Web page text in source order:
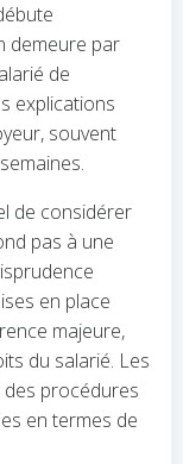
demeure par
de
explications
souvent
de considérer
pas à une
en place
majeure,
du salarié. Les
procédures
en termes de